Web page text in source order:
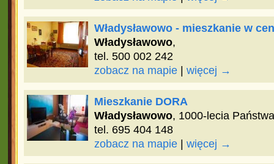
Władysławowo - mieszkanie w
Władysławowo,
tel. 500 002 242
zobacz na mapie| więcej →
Mieszkanie DORA
Władysławowo, 1000-lecia
tel. 695 404 148
zobacz na mapie| więcej →